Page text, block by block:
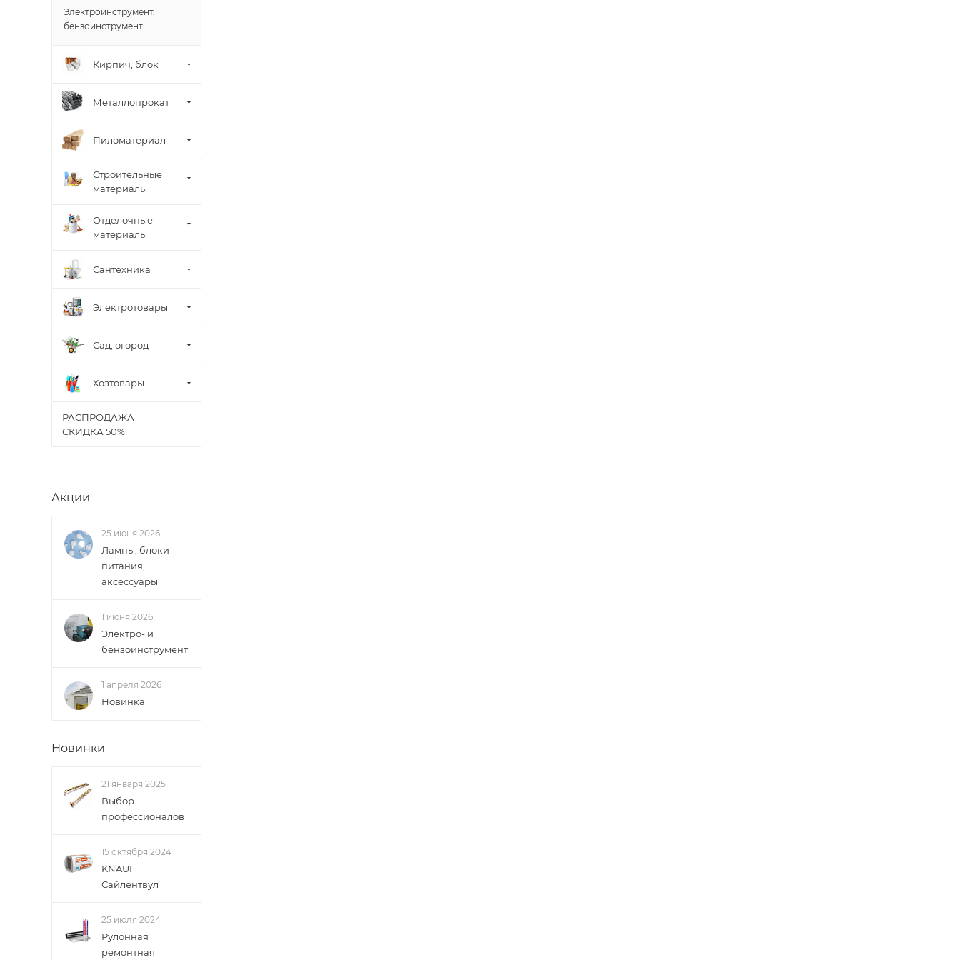
Электроинструмент,
бензоинструмент
Кирпич, блок
Металлопрокат
Пиломатериал
Строительные
материалы
Отделочные
материалы
Сантехника
Электротовары
Сад, огород
Хозтовары
РАСПРОДАЖА
СКИДКА 50%
Акции
25 июня 2026
Лампы, блоки
питания,
аксессуары
1 июня 2026
Электро- и
бензоинструмент
1 апреля 2026
Новинка
Новинки
21 января 2025
Выбор
профессионалов
15 октября 2024
KNAUF
Сайлентвул
25 июля 2024
Рулонная
ремонтная